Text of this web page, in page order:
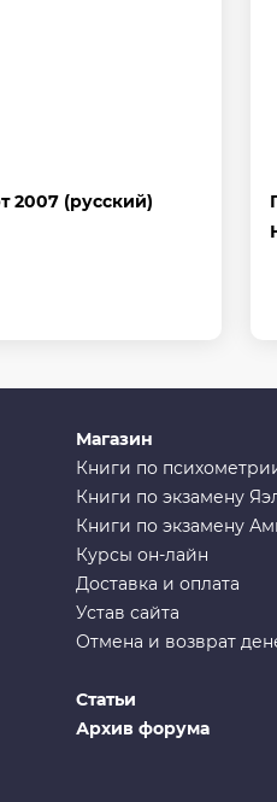
2007 (русский)
Магазин
Книги по
Книги по экзамену
Книги по экзамену
Курсы он-лайн
Доставка и оплата
Устав сайта
Отмена и возврат
Статьи
Архив форума